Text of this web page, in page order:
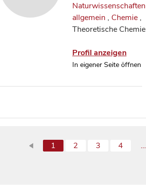
Naturwissenschaften
allgemein , Chemie ,
Theoretische Chemie
Profil anzeigen
In eigener Seite öffnen
1 2 3 4 …